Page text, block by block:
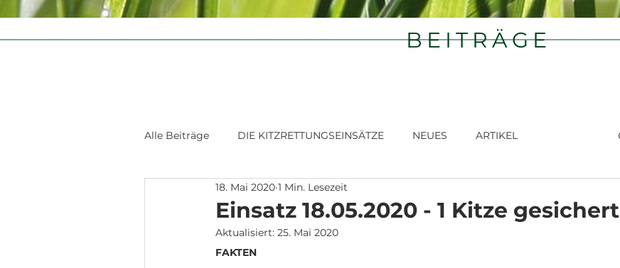
BEITRÄGE
Alle Beiträge DIE KITZRETTUNGSEINSÄTZE NEUES ARTIKEL
Einsatz 18.05.2020 - 1 Kitze gesichert
18. Mai 2020 1 Min. Lesezeit
Aktualisiert: 25. Mai 2020
FAKTEN